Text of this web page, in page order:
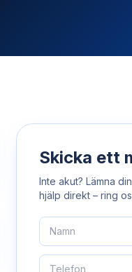
Skicka ett
Inte akut? Lämna
hjälp direkt – ring